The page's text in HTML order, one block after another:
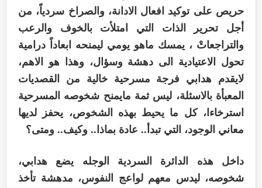
حريص على توكيد افعال الادانة، والصراخ سردياً، من
أجل تحرير الذات التي امتلأت بالخوف والرعب
والتراجعاتْ ، يمسك ماهو يومي ليمنحه ابعاداً درامية
تحول الاعتيادية الى دهشة وسؤال، وهذا هو الاهم،
لايقدم هدابي فرجة مسرحية خالية من القصديات
المعبأة بالاسئلة، ليس ثمة مايمنح شخوصه المسرحية
استرخاءا، كل ما يحيط بهذه الشخوص، يحفز لديها
معاني الوجود، التي تبدأ.. عادة بماذا.. وكيف.. ومتى؟
داخل هذه الدائرة السردية الوجله يضع هدابي،
شخوصه، ليدس معهم لواعج النفوس، مدهشة تأخذ